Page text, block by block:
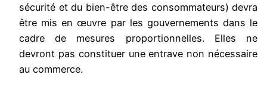
sécurité et du bien-être des consommateurs) devra
être mis en œuvre par les gouvernements dans le
cadre de mesures proportionnelles. Elles ne
devront pas constituer une entrave non nécessaire
au commerce.